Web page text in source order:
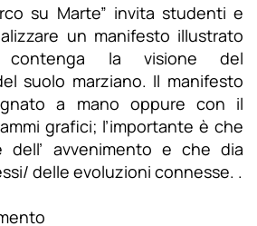
su Marte” invita studenti e
un manifesto illustrato
contenga la visione del
suolo marziano. Il manifesto
a mano oppure con il
grafici; l’importante è che
dell’ avvenimento e che dia
delle evoluzioni connesse. .